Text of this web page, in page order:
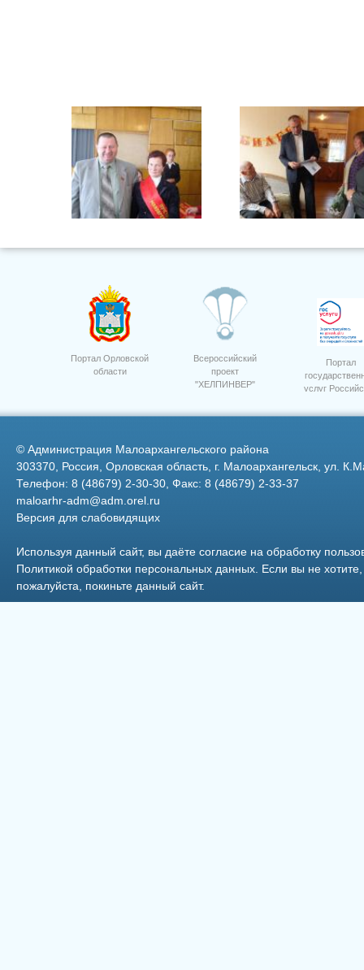
Тычкова Л.А.
Портал Орловской
области
Всероссийский
проект
"ХЕЛПИНВЕР"
Портал
услуг
© Администрация Малоархангельского района
303370, Россия, Орловская область, г. Малоархангельск, ул.
Телефон: 8 (48679) 2-30-30, Факс: 8 (48679) 2-33-37
maloarhr-adm@adm.orel.ru
Версия для слабовидящих
Используя данный сайт, вы даёте согласие на обработку
Политикой обработки персональных данных . Если вы не
пожалуйста, покиньте данный сайт.